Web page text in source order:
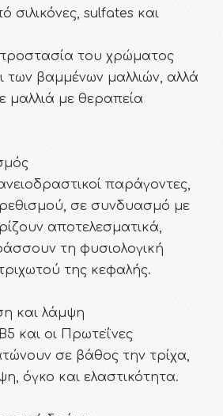
σιλικόνες, sulfates και
προστασία του χρώματος
των βαμμένων μαλλιών, αλλά
μαλλιά με θεραπεία
παράγοντες,
σε συνδυασμό με
αποτελεσματικά,
τη φυσιολογική
της κεφαλής.
και λάμψη
και οι Πρωτεΐνες
σε βάθος την τρίχα,
όγκο και ελαστικότητα.